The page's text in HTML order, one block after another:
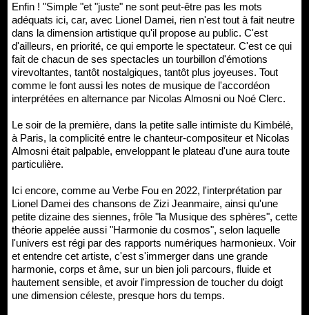
Enfin ! "Simple "et "juste" ne sont peut-être pas les mots
adéquats ici, car, avec Lionel Damei, rien n'est tout à fait neutre
dans la dimension artistique qu'il propose au public. C'est
d'ailleurs, en priorité, ce qui emporte le spectateur. C'est ce qui
fait de chacun de ses spectacles un tourbillon d'émotions
virevoltantes, tantôt nostalgiques, tantôt plus joyeuses. Tout
comme le font aussi les notes de musique de l'accordéon
interprétées en alternance par Nicolas Almosni ou Noé Clerc.
Le soir de la première, dans la petite salle intimiste du Kimbélé,
à Paris, la complicité entre le chanteur-compositeur et Nicolas
Almosni était palpable, enveloppant le plateau d'une aura toute
particulière.
Ici encore, comme au Verbe Fou en 2022, l'interprétation par
Lionel Damei des chansons de Zizi Jeanmaire, ainsi qu'une
petite dizaine des siennes, frôle "la Musique des sphères", cette
théorie appelée aussi "Harmonie du cosmos", selon laquelle
l'univers est régi par des rapports numériques harmonieux. Voir
et entendre cet artiste, c'est s'immerger dans une grande
harmonie, corps et âme, sur un bien joli parcours, fluide et
hautement sensible, et avoir l'impression de toucher du doigt
une dimension céleste, presque hors du temps.